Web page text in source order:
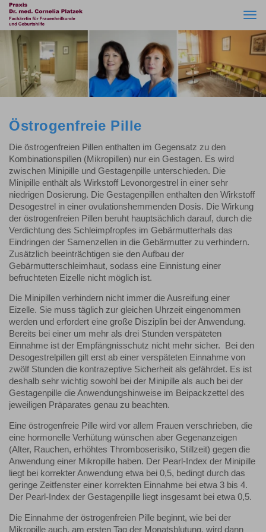
Östrogenfreie Pille
Die östrogenfreien Pillen enthalten im Gegensatz zu den
Kombinationspillen (Mikropillen) nur ein Gestagen. Es wird
zwischen Minipille und Gestagenpille unterschieden. Die
Minipille enthält als Wirkstoff Levonorgestrel in einer sehr
niedrigen Dosierung. Die Gestagenpillen enthalten den Wirkstoff
Desogestrel in einer ovulationshemmenden Dosis. Die Wirkung
der östrogenfreien Pillen beruht hauptsächlich darauf, durch die
Verdichtung des Schleimpfropfes im Gebärmutterhals das
Eindringen der Samenzellen in die Gebärmutter zu verhindern.
Zusätzlich beeinträchtigen sie den Aufbau der
Gebärmutterschleimhaut, sodass eine Einnistung einer
befruchteten Eizelle nicht möglich ist.
Die Minipillen verhindern nicht immer die Ausreifung einer
Eizelle. Sie muss täglich zur gleichen Uhrzeit eingenommen
werden und erfordert eine große Disziplin bei der Anwendung.
Bereits bei einer um mehr als drei Stunden verspäteten
Einnahme ist der Empfängnisschutz nicht mehr sicher. Bei den
Desogestrelpillen gilt erst ab einer verspäteten Einnahme von
zwölf Stunden die kontrazeptive Sicherheit als gefährdet. Es ist
deshalb sehr wichtig sowohl bei der Minipille als auch bei der
Gestagenpille die Anwendungshinweise im Beipackzettel des
jeweiligen Präparates genau zu beachten.
Eine östrogenfreie Pille wird vor allem Frauen verschrieben, die
eine hormonelle Verhütung wünschen aber Gegenanzeigen
(Alter, Rauchen, erhöhtes Thromboserisiko, Stillzeit) gegen die
Anwendung einer Mikropille haben. Der Pearl-Index der Minipille
liegt bei korrekter Anwendung etwa bei 0,5, bedingt durch das
geringe Zeitfenster einer korrekten Einnahme bei etwa 3 bis 4.
Der Pearl-Index der Gestagenpille liegt insgesamt bei etwa 0,5.
Die Einnahme der östrogenfreien Pille beginnt, wie bei der
Mikropille auch, am ersten Tag der Monatsblutung, wird dann